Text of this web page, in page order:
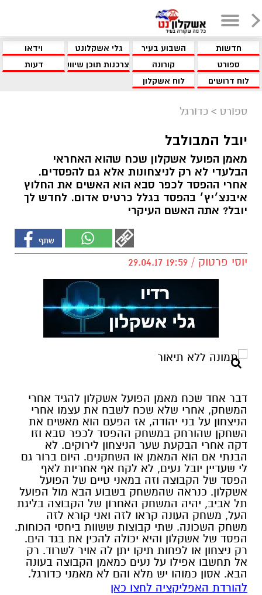
חדשות השבוע בעיר גלי אשקלונט
וידאו
ספורט
קורונה צרכנות תוכן שיווקי
דעות
לוח דרושים
לוח אשקלון
ספורט > כדורגל
יובל המבולבל
מאמן הפועל אשקלון שכח שהוא האחראי
הבלעדי לא רק לניצחונות אלא גם להפסדים.
אחרי ההפסד לכפר סבא הוא האשים את החלוץ
איבנצ׳יץ׳ בהפסד בגלל כרטיס אדום. לחדש לך
יובל? אתה האשם העיקרי
יוסי פרטוק / 19:59 29.04.17
דבר אחד שכח מאמן הפועל אשקלון להגיד אחרי
המשחק, אחרי שלא שכח לשבח את עצמו אחרי
הניצחון על בני יהודה, אז הפעם הוא מאשים את
השחקן שהורחק במשחק ההפסד לכפר סבא וזו
דקה אחרי הבקעת שער הניצחון לירוקים. לא
הבנתי אם הוא המאמן או השחקנים. היום ברור גם
לי שעדיין יובל נעים, לא לקח אף אחריות לאף
הפסד של הקבוצה וזה במאני טיים של הפועל
אשקלון. כנראה שהמשחק בשבוע הבא מול הפועל
תל אביב, יהיה המשחק האחרון של הקבוצה בליגת
העל, משחק העונה קראו לזה ואני קורא לזה
משחק השכונה. שתי קבוצות ששוות ביחסי הכוחות.
הפסד של אשקלון והיא יכולה להכין את בגד הים.
רק ניצחון או לפחות תיקו יתן לה אויר לשרוד. רק
אל תחשבו אפילו על נעים כמאמן הקבוצה בעונה
הבא. אסון כמוהו יש מלא והם לא מאמני כדורגל.
להורדת האפליקציה לחצו כאן